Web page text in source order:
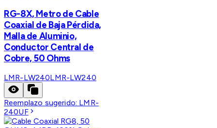
RG-8X, Metro de Cable
Coaxial de Baja Pérdida,
Malla de Aluminio,
Conductor Central de
Cobre, 50 Ohms
LMR-LW240LMR-LW240
Reemplazo sugerido: LMR-
240UF